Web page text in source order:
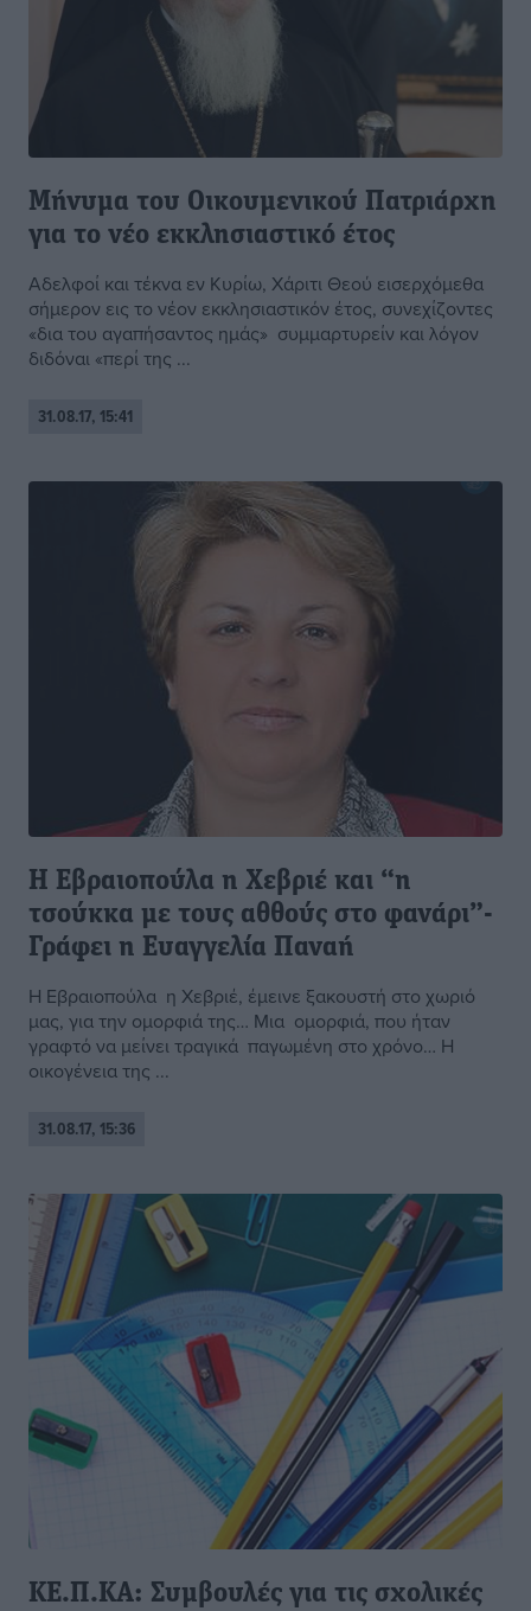
Μήνυμα του Οικουμενικού Πατριάρχη
για το νέο εκκλησιαστικό έτος
Αδελφοί και τέκνα εν Κυρίω, Χάριτι Θεού εισερχόμεθα
σήμερον εις το νέον εκκλησιαστικόν έτος, συνεχίζοντες
«δια του αγαπήσαντος ημάς» συμμαρτυρείν και λόγον
διδόναι «περί της ...
31.08.17, 15:41
Η Εβραιοπούλα η Χεβριέ και “η
τσούκκα με τους αθθούς στο φανάρι”-
Γράφει η Ευαγγελία Παναή
Η Εβραιοπούλα η Χεβριέ, έμεινε ξακουστή στο χωριό
μας, για την ομορφιά της… Μια ομορφιά, που ήταν
γραφτό να μείνει τραγικά παγωμένη στο χρόνο… Η
οικογένεια της ...
31.08.17, 15:36
ΚΕ.Π.ΚΑ: Συμβουλές για τις σχολικές